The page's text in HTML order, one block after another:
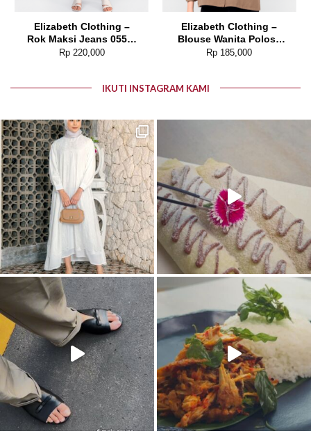
Elizabeth Clothing –
Rok Maksi Jeans 0559-
2680
Rp220,000
Elizabeth Clothing –
Blouse Wanita Polos |
Lengan Panjang 0595-
Rp 185,000
IKUTI INSTAGRAM KAMI